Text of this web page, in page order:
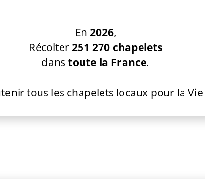
En2026,
Récolter251 270 chapelets
danstoute la France.
tous les chapelets locaux pour la Vie